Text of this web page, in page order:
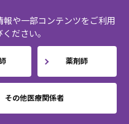
や一部コンテンツをご利用
ださい。
薬剤師
その他医療関係者